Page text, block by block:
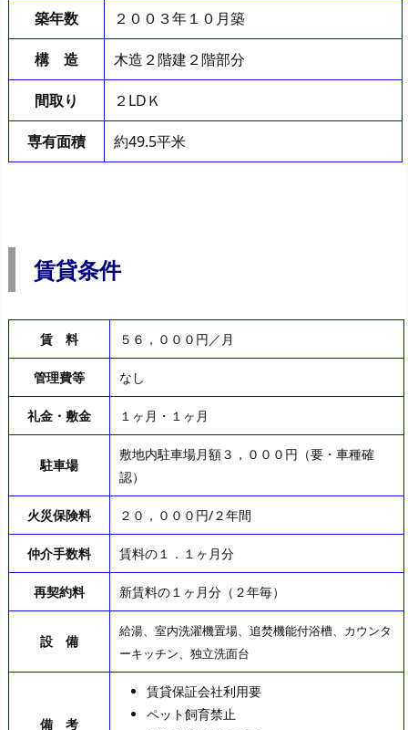
築年数 ２００３年１０月築
構 造 木造２階建２階部分
間取り ２LDＫ
専有面積 約49.5平米
賃貸条件
賃 料 ５６，０００円／月
管理費等 なし
礼金・敷金 １ヶ月・１ヶ月
駐車場
敷地内駐車場月額３，０００円（要・車種確
認）
火災保険料 ２０，０００円/２年間
仲介手数料 賃料の１．１ヶ月分
再契約料 新賃料の１ヶ月分（２年毎）
設 備
給湯、室内洗濯機置場、追焚機能付浴槽、カウンタ
ーキッチン、独立洗面台
備 考
賃貸保証会社利用要
ペット飼育禁止